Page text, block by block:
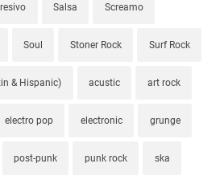
Salsa Screamo
Soul Stoner Rock Surf Rock
& Hispanic) acustic art rock
electro pop electronic grunge
post-punk punk rock ska